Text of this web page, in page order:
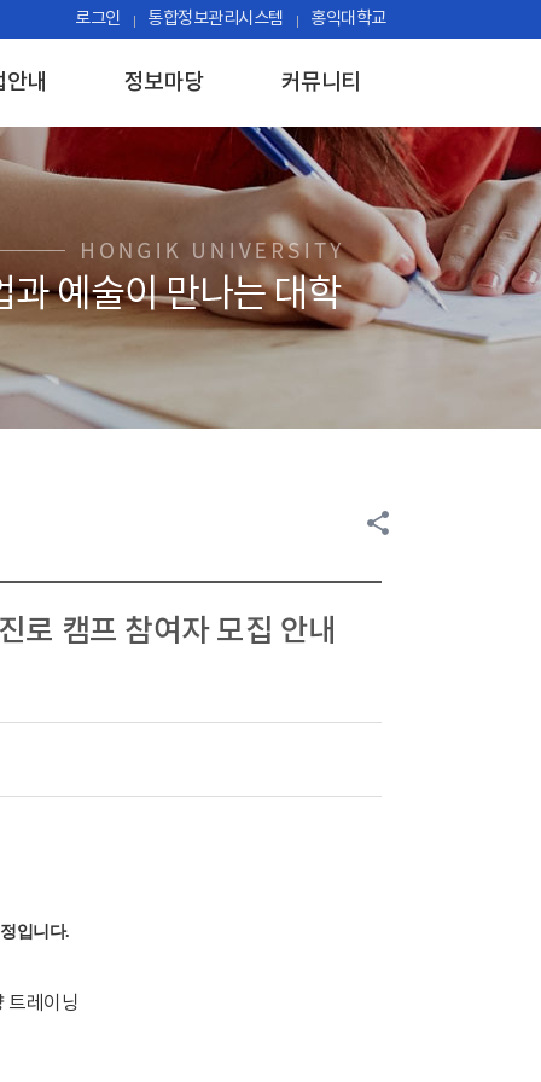
로그인 통합정보관리시스템 홍익대학교
안내 정보마당 커뮤니티
share
로 캠프 참여자 모집 안내
입니다.
트레이닝